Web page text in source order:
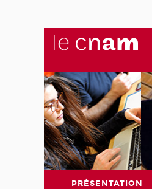
PRÉSENTATION